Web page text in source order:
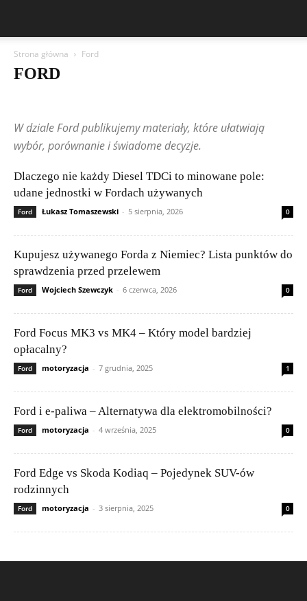
Strona główna Ford
FORD
Honda
Hyundai Jeep Kia Lamborghini Lexus
Maserati
Mazda
Mercedes-Benz Mitsubishi Nissan
Porsche
Skoda
Tesla
Toyota Volkswagen (VW) Volvo Wpisy czytelników
W dziale Ford publikujemy materiały, które ułatwiają
wybór, porównanie i świadome decyzje.
Dlaczego nie każdy Diesel TDCi to minowane pole:
udane jednostki w Fordach używanych
Ford Łukasz Tomaszewski - 5 sierpnia, 2026 0
Kupujesz używanego Forda z Niemiec? Lista punktów do
sprawdzenia przed przelewem
Ford Wojciech Szewczyk - 6 czerwca, 2026 0
Ford Focus MK3 vs MK4 – Który model bardziej
opłacalny?
Ford motoryzacja - 7 grudnia, 2025 1
Ford i e-paliwa – Alternatywa dla elektromobilności?
Ford motoryzacja - 4 września, 2025 0
Ford Edge vs Skoda Kodiaq – Pojedynek SUV-ów
rodzinnych
Ford motoryzacja - 3 sierpnia, 2025 0